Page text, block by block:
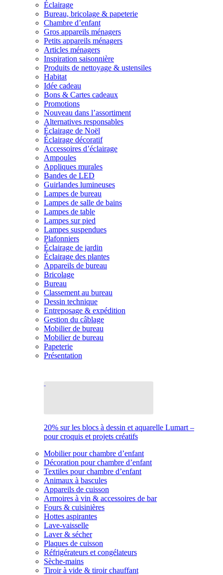
Éclairage
Bureau, bricolage & papeterie
Chambre d’enfant
Gros appareils ménagers
Petits appareils ménagers
Articles ménagers
Inspiration saisonnière
Produits de nettoyage & ustensiles
Habitat
Idée cadeau
Bons & Cartes cadeaux
Promotions
Nouveau dans l’assortiment
Alternatives responsables
Éclairage de Noël
Éclairage décoratif
Accessoires d’éclairage
Ampoules
Appliques murales
Bandes de LED
Guirlandes lumineuses
Lampes de bureau
Lampes de salle de bains
Lampes de table
Lampes sur pied
Lampes suspendues
Plafonniers
Éclairage de jardin
Éclairage des plantes
Appareils de bureau
Bricolage
Bureau
Classement au bureau
Dessin technique
Entreposage & expédition
Gestion du câblage
Mobilier de bureau
Mobilier de bureau
Papeterie
Présentation
20% sur les blocs à dessin et aquarelle Lumart –
pour croquis et projets créatifs
Mobilier pour chambre d’enfant
Décoration pour chambre d’enfant
Textiles pour chambre d’enfant
Animaux à bascules
Appareils de cuisson
Armoires à vin & accessoires de bar
Fours & cuisinières
Hottes aspirantes
Lave-vaisselle
Laver & sécher
Plaques de cuisson
Réfrigérateurs et congélateurs
Sèche-mains
Tiroir à vide & tiroir chauffant